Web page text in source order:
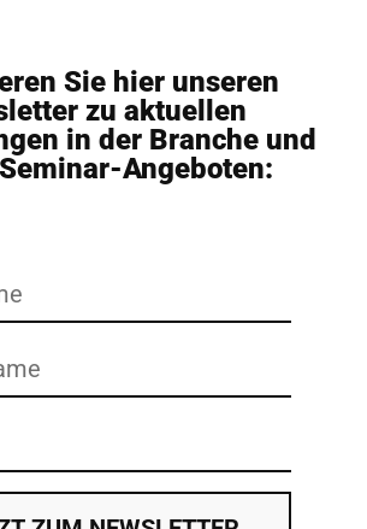
Sie hier unseren
zu aktuellen
in der Branche und
Angeboten: